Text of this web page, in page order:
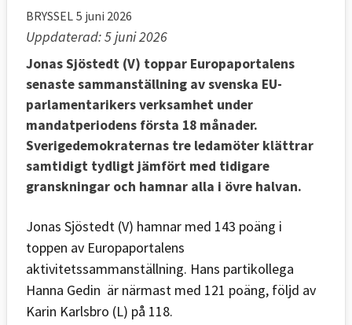
BRYSSEL 5 juni 2026
Uppdaterad: 5 juni 2026
Jonas Sjöstedt (V) toppar Europaportalens
senaste sammanställning av svenska EU-
parlamentarikers verksamhet under
mandatperiodens första 18 månader.
Sverigedemokraternas tre ledamöter klättrar
samtidigt tydligt jämfört med tidigare
granskningar och hamnar alla i övre halvan.
Jonas Sjöstedt (V) hamnar med 143 poäng i
toppen av Europaportalens
aktivitetssammanställning. Hans partikollega
Hanna Gedin är närmast med 121 poäng, följd av
Karin Karlsbro (L) på 118.